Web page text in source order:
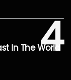
4
In The World